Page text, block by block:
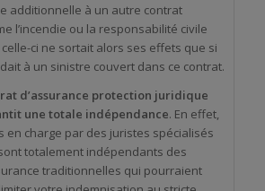
additionnelle à un autre contrat
l’incendie ou la responsabilité civile
ci ne sortait alors ses effets que si
à un sinistre couvert dans ce contrat.
d’assurance protection juridique
une totale indépendance. En effet,
en charge par des juristes spécialisés
totalement indépendants des
traditionnelles qui pourraient